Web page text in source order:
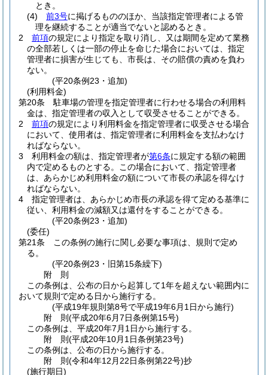
とき。
(4)
前3号に掲げるもののほか、当該指定管理者による管
理を継続することが適当でないと認めるとき。
2
前項の規定により指定を取り消し、又は期間を定めて業務
の全部若しくは一部の停止を命じた場合においては、指定
管理者に損害が生じても、市長は、その賠償の責めを負わ
ない。
(平20条例23・追加)
(利用料金)
第20条
駐車場の管理を指定管理者に行わせる場合の利用料
金は、指定管理者の収入として収受させることができる。
2
前項の規定により利用料金を指定管理者に収受させる場合
において、使用者は、指定管理者に利用料金を支払わなけ
ればならない。
3
利用料金の額は、指定管理者が第6条に規定する額の範囲
内で定めるものとする。
この場合において、指定管理者
は、あらかじめ利用料金の額について市長の承認を得なけ
ればならない。
4
指定管理者は、あらかじめ市長の承認を得て定める基準に
従い、利用料金の減額又は還付をすることができる。
(平20条例23・追加)
(委任)
第21条
この条例の施行に関し必要な事項は、規則で定め
る。
(平20条例23・旧第15条繰下)
附 則
この条例は、公布の日から起算して1年を超えない範囲内に
おいて規則で定める日から施行する。
(平成19年規則第8号で平成19年6月1日から施行)
附 則(平成20年6月7日条例第15号)
この条例は、平成20年7月1日から施行する。
附 則(平成20年10月1日条例第23号)
この条例は、公布の日から施行する。
附 則(令和4年12月22日条例第22号)抄
(施行期日)